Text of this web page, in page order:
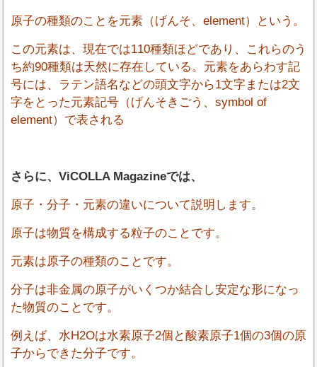
原子の種類のことを元素（げんそ、element）という。
この元素は、現在では110種類ほどであり、これらのう
ち約90種類は天然に存在している。元素をあらわす記
号には、ラテン語名などの頭文字から1文字または2文
字をとった元素記号（げんそきごう、symbol of
element）で表される
さらに、ViCOLLA Magazineでは、
原子・分子・元素の違いについて説明します。
原子は物質を構成する粒子のことです。
元素は原子の種類のことです。
分子は非金属の原子がいくつか結合し安定な形になっ
た物質のことです。
例えば、水H2Oは水素原子2個と酸素原子1個の3個の原
子からできた分子です。